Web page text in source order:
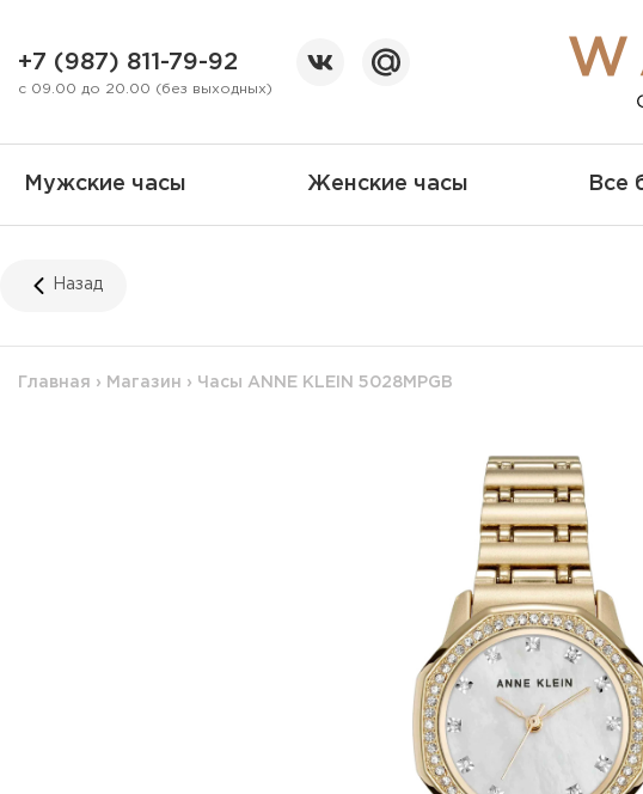
+7 (987) 811-79-92
с 09.00 до 20.00 (без выходных)
Мужские часы Женские часы Все
Назад
Главная › Магазин › Часы ANNE KLEIN 5028MPGB